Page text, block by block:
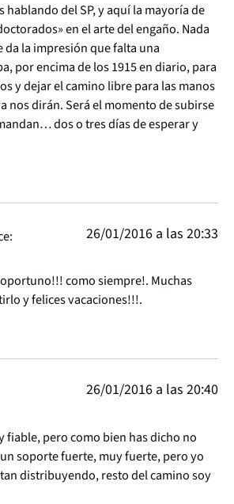
del SP, y aquí la mayoría de
en el arte del engaño. Nada
da la impresión que falta una
por encima de los 1915 en diario, para
y dejar el camino libre para las manos
nos dirán. Será el momento de subirse
dos o tres días de esperar y
26/01/2016 a las 20:33
como siempre!. Muchas
y felices vacaciones!!!.
26/01/2016 a las 20:40
fiable, pero como bien has dicho no
soporte fuerte, muy fuerte, pero yo
distribuyendo, resto del camino soy